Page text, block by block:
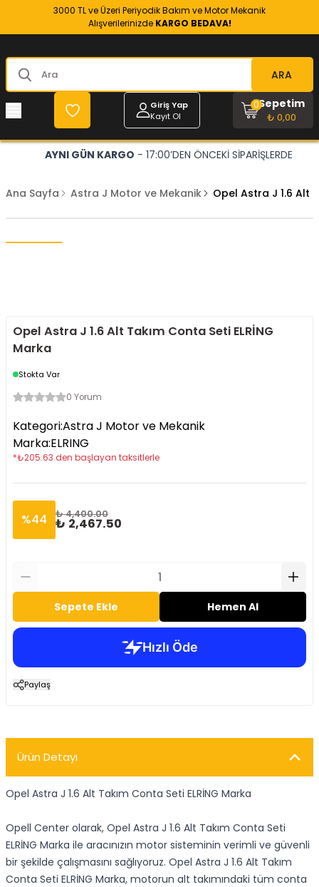
3000 TL ve Üzeri Periyodik Bakım ve Motor Mekanik
Alışverilerinizde KARGO BEDAVA!
ARA
Giriş Yap
Kayıt Ol
Sepetim
₺ 0,00
0
AYNI GÜN KARGO - 17:00’DEN ÖNCEKİ SİPARİŞLERDE
Ana Sayfa Astra J Motor ve Mekanik Opel Astra J 1.6 Alt
Opel Astra J 1.6 Alt Takım Conta Seti ELRİNG
Marka
Stokta Var
0 Yorum
Kategori:Astra J Motor ve Mekanik
Marka:ELRING
*₺205.63 den başlayan taksitlerle
%44 ₺ 4,400.00
₺ 2,467.50
Sepete Ekle Hemen Al
Paylaş
Ürün Detayı
Opel Astra J 1.6 Alt Takım Conta Seti ELRİNG Marka
Opell Center olarak, Opel Astra J 1.6 Alt Takım Conta Seti
ELRİNG Marka ile aracınızın motor sisteminin verimli ve güvenli
bir şekilde çalışmasını sağlıyoruz. Opel Astra J 1.6 Alt Takım
Conta Seti ELRİNG Marka, motorun alt takımındaki tüm conta